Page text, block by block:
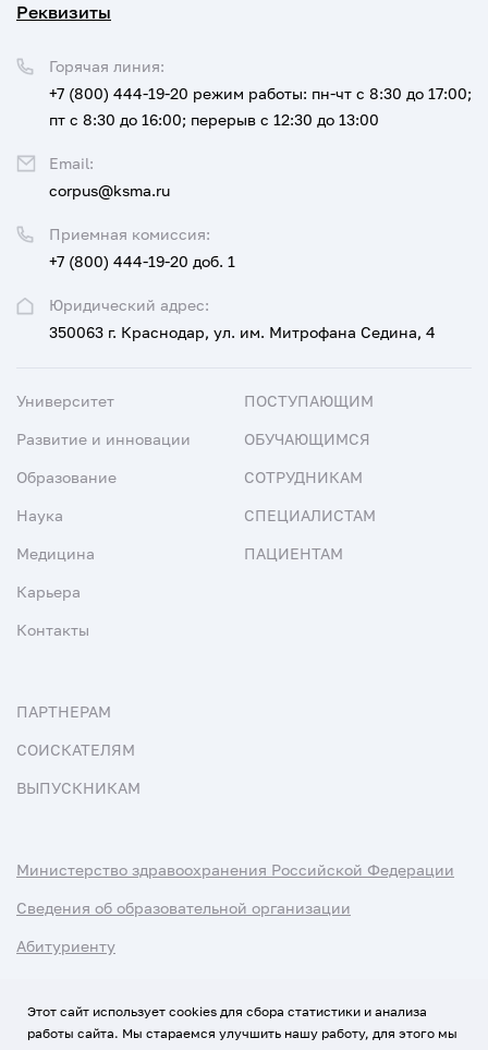
Реквизиты
Юридический адрес:
350063 г. Краснодар, ул. им. Митрофана Седина, 4
Приемная комиссия:
+7 (800) 444-19-20 доб. 1
Горячая линия:
+7 (800) 444-19-20 режим работы: пн-чт с 8:30 до 17:00;
пт с 8:30 до 16:00; перерыв с 12:30 до 13:00
Email:
corpus@ksma.ru
Университет
Развитие и инновации
Образование
Наука
Медицина
Карьера
Контакты
ПОСТУПАЮЩИМ
ОБУЧАЮЩИМСЯ
СОТРУДНИКАМ
СПЕЦИАЛИСТАМ
ПАЦИЕНТАМ
ПАРТНЕРАМ
СОИСКАТЕЛЯМ
ВЫПУСКНИКАМ
Министерство здравоохранения Российской Федерации
Сведения об образовательной организации
Абитуриенту
Этот сайт использует cookies для сбора статистики и анализа
работы сайта. Мы стараемся улучшить нашу работу, для этого мы